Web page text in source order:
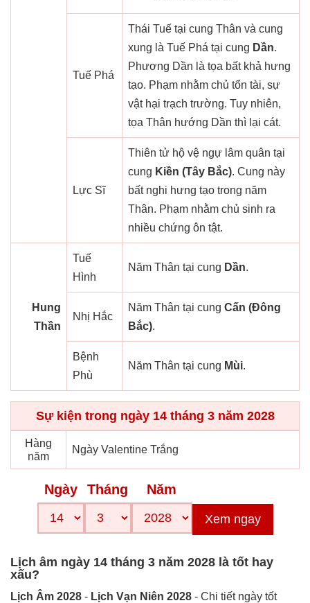
Tuế Phá
Thái Tuế tại cung Thân và cung
xung là Tuế Phá tại cung Dần.
Phương Dần là tọa bất khả hưng
tạo. Phạm nhằm chủ tổn tài, sự
vật hại trạch trường. Tuy nhiên,
tọa Thân hướng Dần thì lại cát.
Lực Sĩ
Thiên tử hộ vệ ngự lâm quân tại
cung Kiền (Tây Bắc). Cung này
bất nghi hưng tạo trong năm
Thân. Phạm nhằm chủ sinh ra
nhiều chứng ôn tật.
Hung
Thần
Tuế
Hình
Năm Thân tại cung Dần.
Nhị Hắc
Năm Thân tại cung Cấn (Đông
Bắc).
Bệnh
Phù
Năm Thân tại cung Mùi.
Sự kiện trong ngày 14 tháng 3 năm 2028
Hàng
năm
Ngày Valentine Trắng
Ngày Tháng Năm
Xem ngay
Lịch âm ngày 14 tháng 3 năm 2028 là tốt hay
xấu?
Lịch Âm 2028 - Lịch Vạn Niên 2028 - Chi tiết ngày tốt